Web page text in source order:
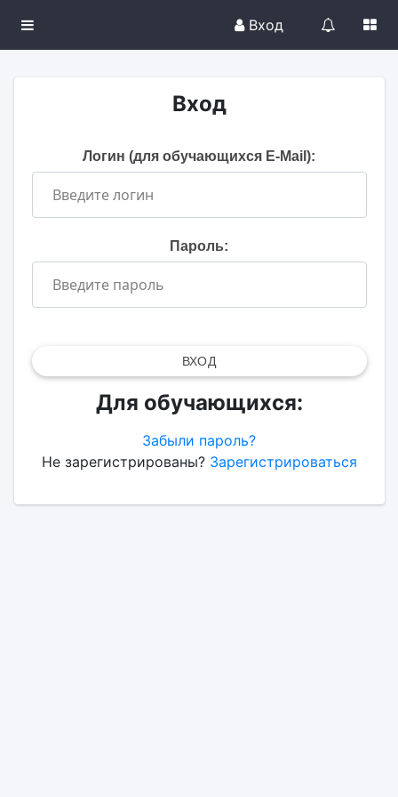
Вход
Вход
Логин (для обучающихся E-Mail):
Пароль:
ВХОД
Для обучающихся:
Забыли пароль?
Не зарегистрированы? Зарегистрироваться